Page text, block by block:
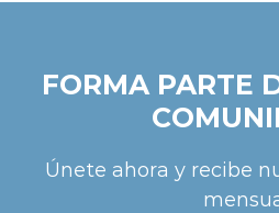
FORMA PARTE
Únete ahora y recibe